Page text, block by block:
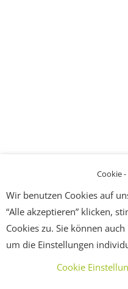
Cookie
Wir benutzen Cookies auf
“Alle akzeptieren” klicken,
Cookies zu. Sie können
um die Einstellungen
Cookie